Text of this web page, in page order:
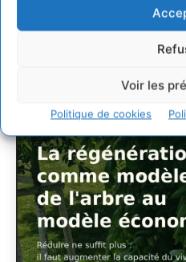
Voir les
Politique de cookies
écosystèmes
6 AOÛT